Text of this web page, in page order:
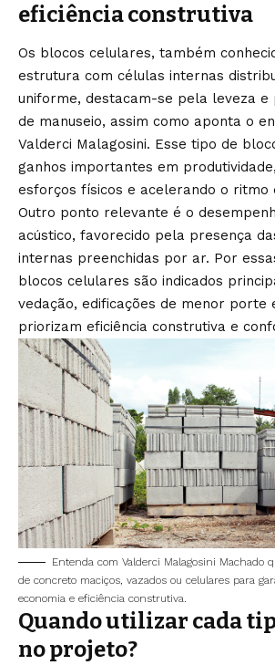
eficiência construtiva
Os blocos celulares, também
estrutura com células internas
uniforme, destacam-se pela leveza e
de manuseio, assim como aponta o
Valderci Malagosini. Esse tipo de
ganhos importantes em
esforços físicos e acelerando o ritmo
Outro ponto relevante é o
acústico, favorecido pela presença
internas preenchidas por ar. Por
blocos celulares são indicados
vedação, edificações de menor porte
priorizam eficiência construtiva e
Entenda com Valderci Malagosini Machado
de concreto maciços, vazados ou celulares para
economia e eficiência construtiva.
Quando utilizar cada
no projeto?